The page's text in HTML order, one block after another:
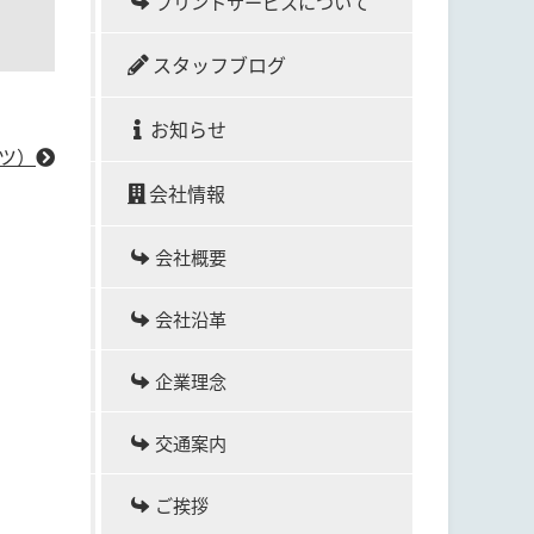
スタッフブログ
お知らせ
会社情報
会社概要
会社沿革
企業理念
交通案内
ご挨拶